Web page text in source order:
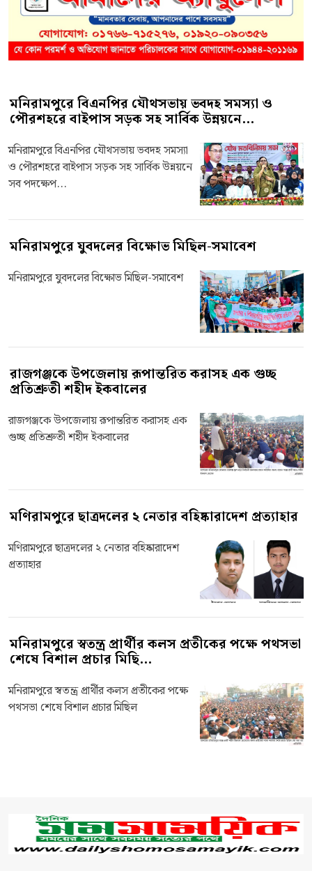
মনিরামপুরে বিএনপির যৌথসভায় ভবদহ সমস্যা ও
পৌরশহরে বাইপাস সড়ক সহ সার্বিক উন্নয়নে...
মনিরামপুরে বিএনপির যৌথসভায় ভবদহ সমস্যা
ও পৌরশহরে বাইপাস সড়ক সহ সার্বিক উন্নয়নে
সব পদক্ষেপ...
মনিরামপুরে যুবদলের বিক্ষোভ মিছিল-সমাবেশ
মনিরামপুরে যুবদলের বিক্ষোভ মিছিল-সমাবেশ
রাজগঞ্জকে উপজেলায় রূপান্তরিত করাসহ এক গুচ্ছ
প্রতিশ্রুতী শহীদ ইকবালের
রাজগঞ্জকে উপজেলায় রূপান্তরিত করাসহ এক
গুচ্ছ প্রতিশ্রুতী শহীদ ইকবালের
মণিরামপুরে ছাত্রদলের ২ নেতার বহিষ্কারাদেশ প্রত্যাহার
মণিরামপুরে ছাত্রদলের ২ নেতার বহিষ্কারাদেশ
প্রত্যাহার
মনিরামপুরে স্বতন্ত্র প্রার্থীর কলস প্রতীকের পক্ষে পথসভা
শেষে বিশাল প্রচার মিছি...
মনিরামপুরে স্বতন্ত্র প্রার্থীর কলস প্রতীকের পক্ষে
পথসভা শেষে বিশাল প্রচার মিছিল